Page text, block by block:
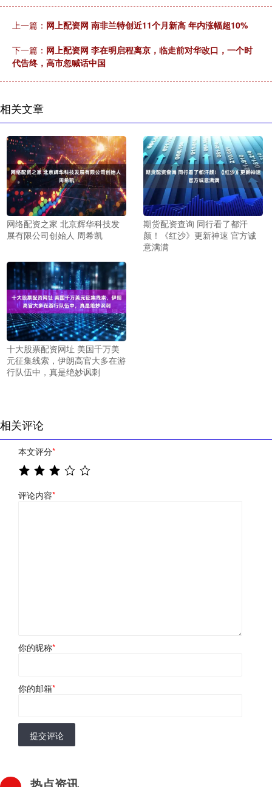
上一篇： 网上配资网 南非兰特创近11个月新高 年内涨幅超10%
下一篇： 网上配资网 李在明启程离京，临走前对华改口，一个时
代告终，高市忽喊话中国
相关文章
网络配资之家 北京辉华科技发
展有限公司创始人 周希凯
期货配资查询 同行看了都汗
颜！《红沙》更新神速 官方诚
意满满
十大股票配资网址 美国千万美
元征集线索，伊朗高官大多在游
行队伍中，真是绝妙讽刺
相关评论
本文评分*
评论内容*
你的昵称*
你的邮箱*
提交评论